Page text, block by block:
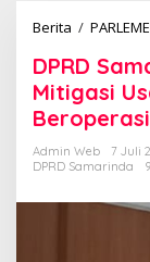
Berita /
DPRD
Mitigasi
Beroperasi
Admin Web
7 Juli
DPRD Samarinda